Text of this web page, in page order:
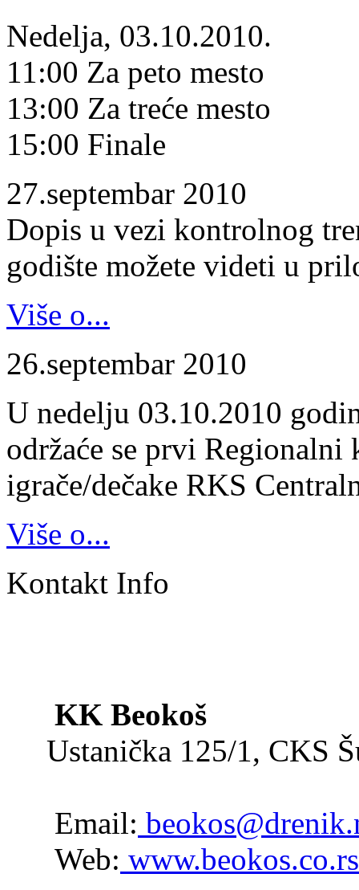
Nedelja, 03.10.2010.
11:00 Za peto mesto
13:00 Za treće mesto
15:00 Finale
27.septembar 2010
Dopis u vezi kontrolnog
godište možete videti u
Više o...
26.septembar 2010
U nedelju 03.10.2010
održaće se prvi
igrače/dečake RKS
Više o...
Kontakt Info
KK Beokoš
Ustanička 125/1, CKS
Email:
Web: www.beokos.co.rs